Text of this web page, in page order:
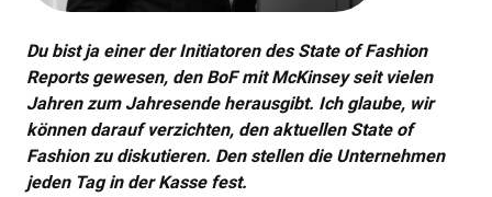
Du bist ja einer der Initiatoren des State of Fashion
Reports gewesen, den BoF mit McKinsey seit vielen
Jahren zum Jahresende herausgibt. Ich glaube, wir
können darauf verzichten, den aktuellen State of
Fashion zu diskutieren. Den stellen die Unternehmen
jeden Tag in der Kasse fest.